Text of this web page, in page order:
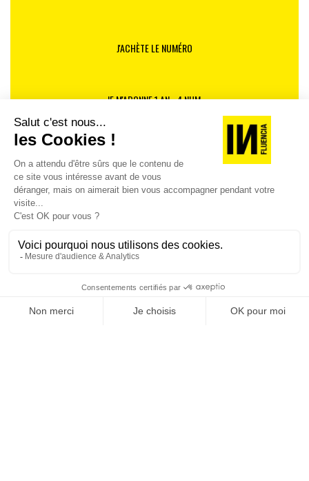
J'ACHÈTE LE NUMÉRO
JE M'ABONNE 1 AN - 4 NUM.
JE DÉCOUVRE LES NUMÉROS PRÉCÉDENTS
Je suis déjà abonné(e) :je consulte la revue en